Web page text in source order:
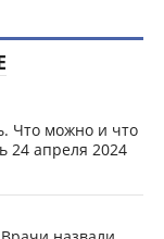
Что можно и что
24 апреля 2024